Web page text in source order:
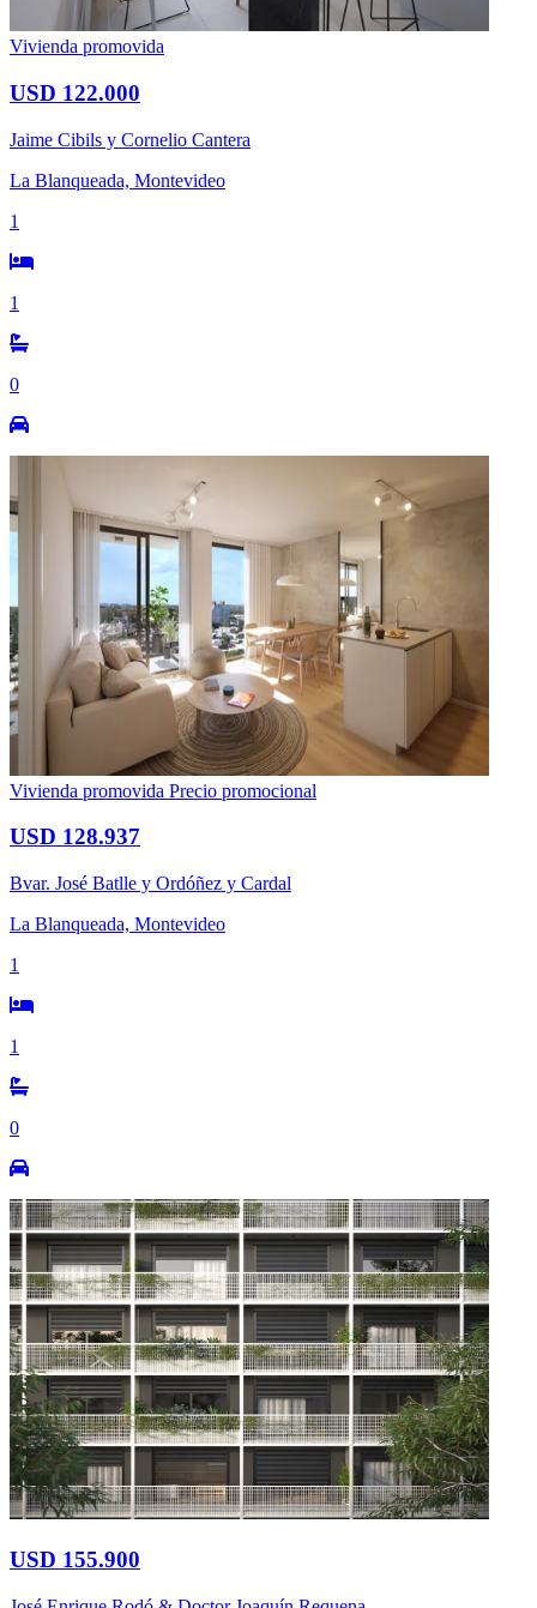
Vivienda promovida
USD 122.000
Jaime Cibils y Cornelio Cantera
La Blanqueada, Montevideo
1
1
0
Vivienda promovida Precio promocional
USD 128.937
Bvar. José Batlle y Ordóñez y Cardal
La Blanqueada, Montevideo
1
1
0
USD 155.900